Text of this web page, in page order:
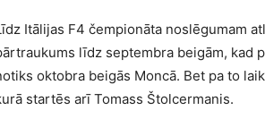
Itālijas F4 čempionāta noslēgumam
līdz septembra beigām, kad
oktobra beigās Moncā. Bet pa to
startēs arī Tomass Štolcermanis.